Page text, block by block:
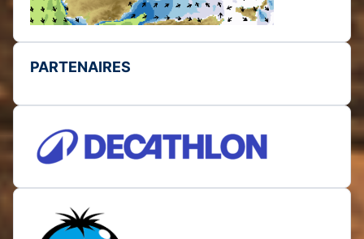
PARTENAIRES